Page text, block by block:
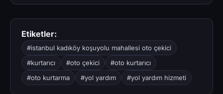
Etiketler:
#istanbul kadıköy koşuyolu mahallesi oto çekici
#kurtarıcı
#oto çekici
#oto kurtarıcı
#oto kurtarma
#yol yardım #yol yardım hizmeti